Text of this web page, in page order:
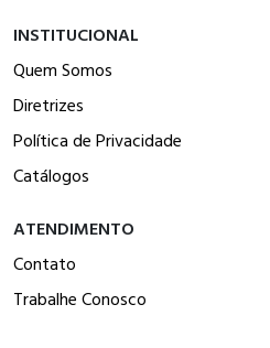
INSTITUCIONAL
Quem Somos
Diretrizes
Política de Privacidade
Catálogos
ATENDIMENTO
Contato
Trabalhe Conosco